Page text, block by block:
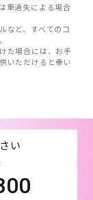
重過失による場合
など、すべてのコ
た場合には、お手
いただけると幸い
い